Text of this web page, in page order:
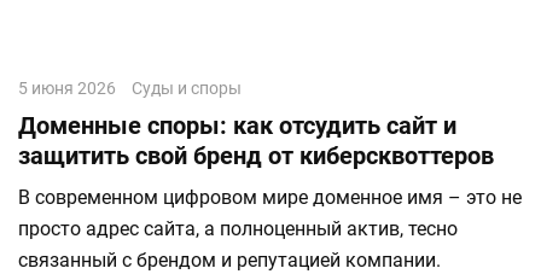
5 июня 2026 Суды и споры
Доменные споры: как отсудить сайт и
защитить свой бренд от киберсквоттеров
В современном цифровом мире доменное имя – это не
просто адрес сайта, а полноценный актив, тесно
связанный с брендом и репутацией компании.